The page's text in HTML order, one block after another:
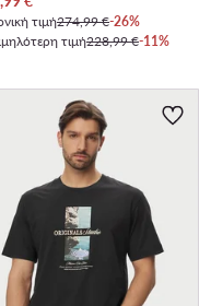
τιμή274,99 €-26%
τιμή228,99 €-11%